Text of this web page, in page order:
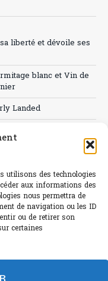
utilisons des technologies
aux informations des
nous permettra de
de navigation ou les ID
ou de retirer son
certaines
liberté et dévoile ses
blanc et Vin de
Landed
pour la santé.
une publication 100%